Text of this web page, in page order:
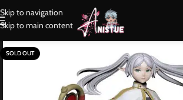
Skip to navigation
Skip to main content
SOLD OUT